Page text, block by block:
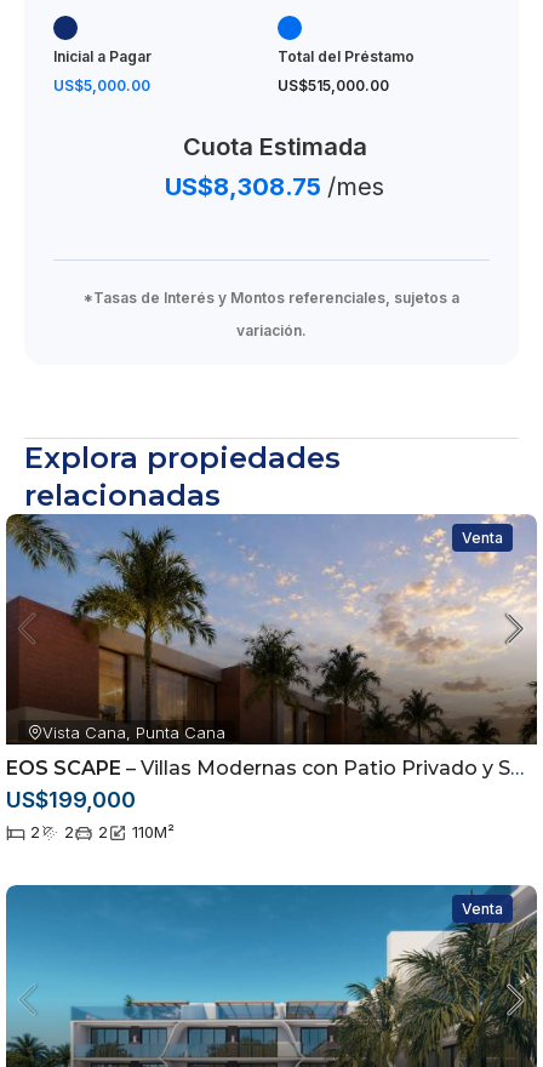
Inicial a Pagar
US$5,000.00
Total del Préstamo
US$515,000.00
Cuota Estimada
US$8,308.75 /mes
*Tasas de Interés y Montos referenciales, sujetos a
variación.
Explora propiedades
relacionadas
Venta
Vista Cana, Punta Cana
EOS SCAPE – Villas Modernas con Patio Privado y Smart Home en Vistacana
US$199,000
2 2 2 110M²
Venta